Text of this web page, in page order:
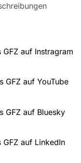
GFZ auf Instragram
GFZ auf YouTube
GFZ auf Bluesky
GFZ auf LinkedIn